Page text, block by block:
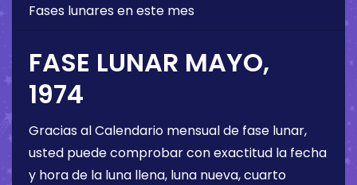
Fases lunares en este mes
FASE LUNAR MAYO,
1974
Gracias al Calendario mensual de fase lunar,
usted puede comprobar con exactitud la fecha
y hora de la luna llena, luna nueva, cuarto